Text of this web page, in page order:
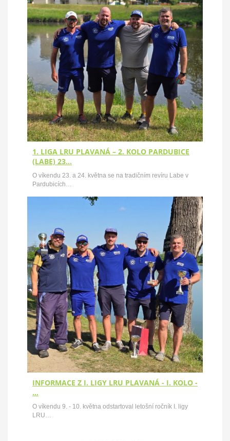
1. LIGA LRU PLAVANÁ – 2. KOLO PARDUBICE
(LABE) 23…
O víkendu 23. a 24. května se na tradičním revíru Labe v
Pardubicích…
INFORMACE Z I. LIGY LRU PLAVANÁ - I. KOLO -
…
O víkendu 9. - 10. května odstartoval letošní ročník I. ligy
LRU…